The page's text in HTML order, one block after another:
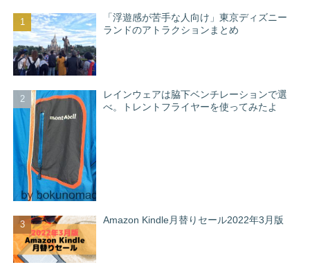
「浮遊感が苦手な人向け」東京ディズニー
ランドのアトラクションまとめ
レインウェアは脇下ベンチレーションで選
べ。トレントフライヤーを使ってみたよ
Amazon Kindle月替りセール2022年3月版